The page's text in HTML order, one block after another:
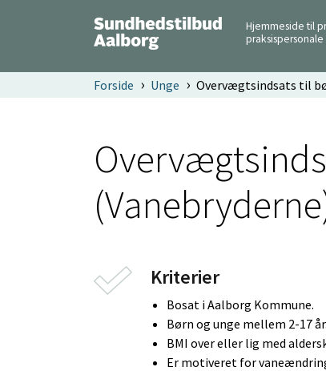
Hjemmeside til
praksispersonale
Forside Unge Overvægtsindsats til
Kriterier
Bosat i Aalborg Kommune.
Børn og unge mellem 2-17 år.
BMI over eller lig med
Er motiveret for